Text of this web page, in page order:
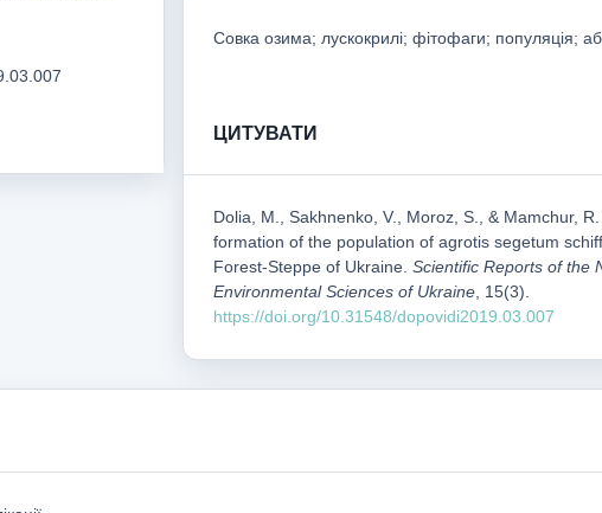
Совка озима; лускокрилі; фітофаги; популяція;
ЦИТУВАТИ
Dolia, M., Sakhnenko, V., Moroz, S., & Mamchur,
formation of the population of agrotis segetum
Forest-Steppe of Ukraine.Scientific Reports of the
Environmental Sciences of Ukraine , 15(3).
https://doi.org/10.31548/dopovidi2019.03.007